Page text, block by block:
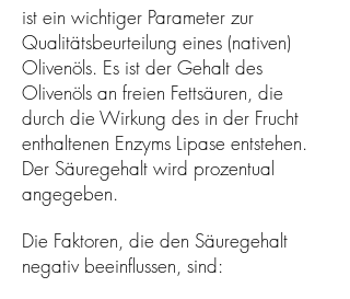
ist ein wichtiger Parameter zur
Qualitätsbeurteilung eines (nativen)
Olivenöls. Es ist der Gehalt des
Olivenöls an freien Fettsäuren, die
durch die Wirkung des in der Frucht
enthaltenen Enzyms Lipase entstehen.
Der Säuregehalt wird prozentual
angegeben.
Die Faktoren, die den Säuregehalt
negativ beeinflussen, sind: